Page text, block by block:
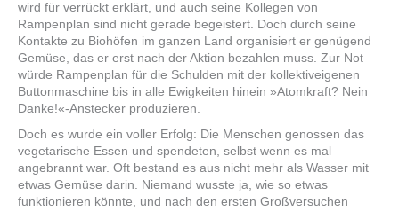
wird für verrückt erklärt, und auch seine Kollegen von
Rampenplan sind nicht gerade begeistert. Doch durch seine
Kontakte zu Biohöfen im ganzen Land organisiert er genügend
Gemüse, das er erst nach der Aktion bezahlen muss. Zur Not
würde Rampenplan für die Schulden mit der kollektiveigenen
Buttonmaschine bis in alle Ewigkeiten hinein »Atomkraft? Nein
Danke!«-Anstecker produzieren.
Doch es wurde ein voller Erfolg: Die Menschen genossen das
vegetarische Essen und spendeten, selbst wenn es mal
angebrannt war. Oft bestand es aus nicht mehr als Wasser mit
etwas Gemüse darin. Niemand wusste ja, wie so etwas
funktionieren könnte, und nach den ersten Großversuchen